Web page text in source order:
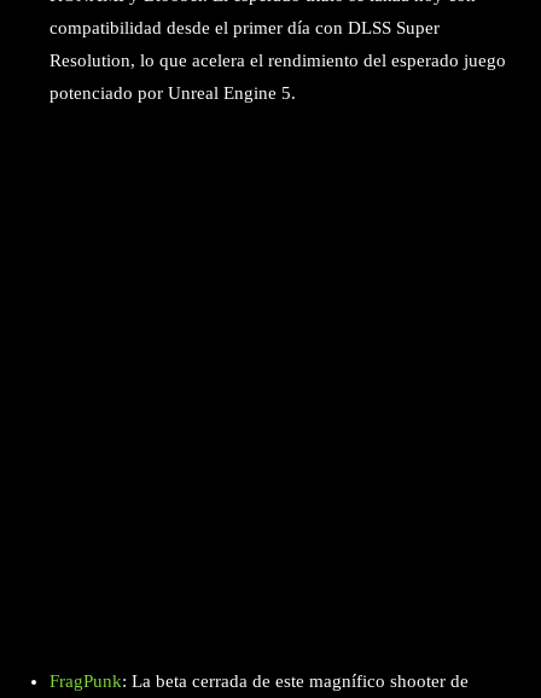
compatibilidad desde el primer día con DLSS Super
Resolution, lo que acelera el rendimiento del esperado juego
potenciado por Unreal Engine 5.
FragPunk: La beta cerrada de este magnífico shooter de